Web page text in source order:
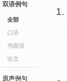
双语例句
全部
口语
书面语
论文
原声例句